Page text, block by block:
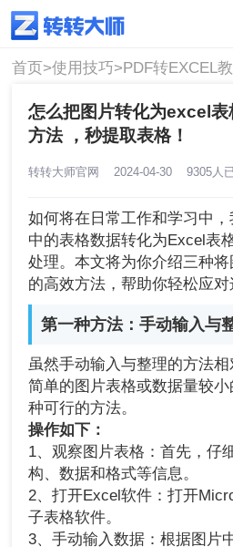
使用技巧
首页>使用技巧>PDF转EXCEL
怎么把图片转化为excel
方法 ，秒提取表格！
转转大师官网 2024-04-30 9305人
如何将在日常工作和学习中
中的表格数据转化为Excel表
处理。本文将为你介绍三种
的高效方法，帮助你轻松应对
第一种方法：手动输入与
虽然手动输入与整理的方法
简单的图片表格或数据量较
种可行的方法。
操作如下：
1、观察图片表格：首先，仔
构、数据和格式等信息。
2、打开Excel软件：打开
子表格软件。
3、手动输入数据：根据图片